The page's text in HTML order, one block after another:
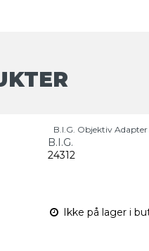
B.I.G. Objektiv
B.I.G.
24312
Ikke på lager i